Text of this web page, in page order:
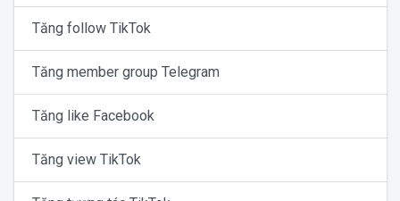
Tăng follow TikTok
Tăng member group Telegram
Tăng like Facebook
Tăng view TikTok